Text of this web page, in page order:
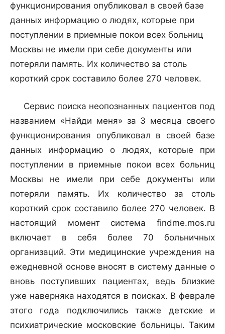
функционирования опубликовал в своей базе
данных информацию о людях, которые при
поступлении в приемные покои всех больниц
Москвы не имели при себе документы или
потеряли память. Их количество за столь
короткий срок составило более 270 человек.
Сервис поиска неопознанных пациентов под
названием «Найди меня» за 3 месяца своего
функционирования опубликовал в своей базе
данных информацию о людях, которые при
поступлении в приемные покои всех больниц
Москвы не имели при себе документы или
потеряли память. Их количество за столь
короткий срок составило более 270 человек. В
настоящий момент система findme.mos.ru
включает в себя более 70 больничных
организаций. Эти медицинские учреждения на
ежедневной основе вносят в систему данные о
вновь поступивших пациентах, ведь близкие
уже наверняка находятся в поисках. В феврале
этого года подключились также детские и
психиатрические московские больницы. Таким